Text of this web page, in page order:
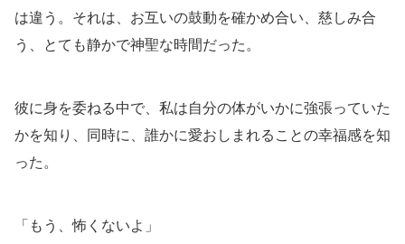
は違う。それは、お互いの鼓動を確かめ合い、慈しみ合
う、とても静かで神聖な時間だった。
彼に身を委ねる中で、私は自分の体がいかに強張っていた
かを知り、同時に、誰かに愛おしまれることの幸福感を知
った。
「もう、怖くないよ」